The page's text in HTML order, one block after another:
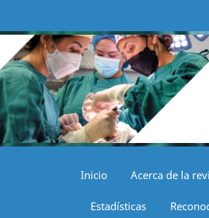
Inicio Acerca de la
Estadísticas